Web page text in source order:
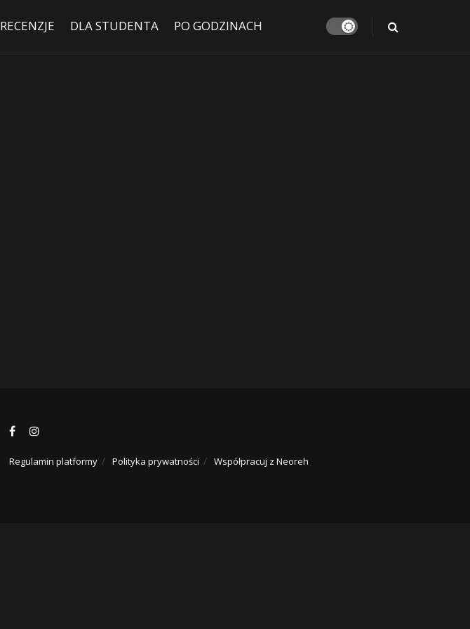
RECENZJE DLA STUDENTA PO GODZINACH
Regulamin platformy Polityka prywatności Współpracuj z Neoreh